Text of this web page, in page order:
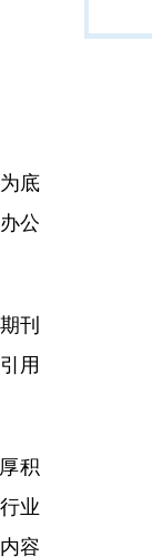
底
公
刊
用
积
业
容